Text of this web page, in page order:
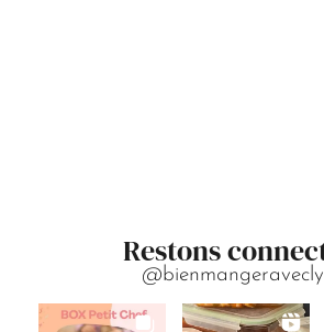
Restons